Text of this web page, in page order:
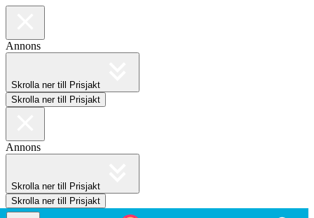
Annons
Skrolla ner till Prisjakt
Skrolla ner till Prisjakt
Annons
Skrolla ner till Prisjakt
Skrolla ner till Prisjakt